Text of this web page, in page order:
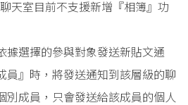
天室目前不支援新增『相簿』功
據選擇的參與對象發送新貼文通
員』時，將發送通知到該層級的聊
別成員，只會發送給該成員的個人